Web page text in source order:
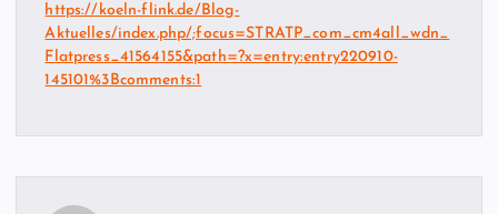
https://koeln-flink.de/Blog-
Aktuelles/index.php/;focus=STRATP_com_cm4all_wdn_
Flatpress_41564155&path=?x=entry:entry220910-
145101%3Bcomments:1